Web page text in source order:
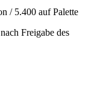
/ 5.400 auf Palette
Freigabe des